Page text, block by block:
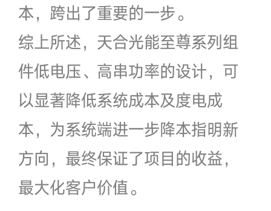
本，跨出了重要的一步。
综上所述，天合光能至尊系列组
件低电压、高串功率的设计，可
以显著降低系统成本及度电成
本，为系统端进一步降本指明新
方向，最终保证了项目的收益，
最大化客户价值。